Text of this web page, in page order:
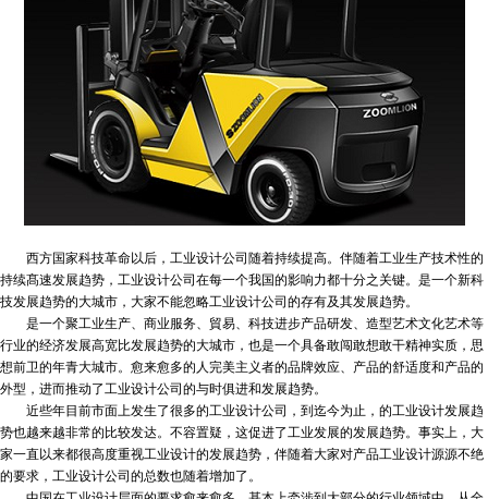
西方国家科技革命以后，工业设计公司随着持续提高。伴随着工业生产技术性的
持续髙速发展趋势，工业设计公司在每一个我国的影响力都十分之关键。是一个新科
技发展趋势的大城市，大家不能忽略工业设计公司的存有及其发展趋势。
是一个聚工业生产、商业服务、貿易、科技进步产品研发、造型艺术文化艺术等
行业的经济发展高宽比发展趋势的大城市，也是一个具备敢闯敢想敢干精神实质，思
想前卫的年青大城市。愈来愈多的人完美主义者的品牌效应、产品的舒适度和产品的
外型，进而推动了工业设计公司的与时俱进和发展趋势。
近些年目前市面上发生了很多的工业设计公司，到迄今为止，的工业设计发展趋
势也越来越非常的比较发达。不容置疑，这促进了工业发展的发展趋势。事实上，大
家一直以来都很高度重视工业设计的发展趋势，伴随着大家对产品工业设计源源不绝
的要求，工业设计公司的总数也随着增加了。